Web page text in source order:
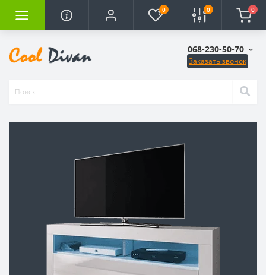
0 0 0
068-230-50-70
Заказать звонок